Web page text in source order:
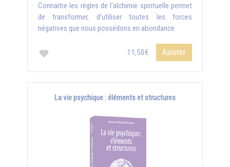
Connaitre les règles de l'alchimie spirituelle permet
de transformer, d'utiliser toutes les forces
négatives que nous possédons en abondance
11,50€ Ajouter
La vie psychique : éléments et structures